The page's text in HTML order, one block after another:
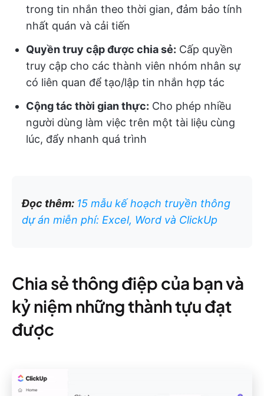
trong tin nhắn theo thời gian, đảm bảo tính
nhất quán và cải tiến
Quyền truy cập được chia sẻ: Cấp quyền
truy cập cho các thành viên nhóm nhân sự
có liên quan để tạo/lập tin nhắn hợp tác
Cộng tác thời gian thực: Cho phép nhiều
người dùng làm việc trên một tài liệu cùng
lúc, đẩy nhanh quá trình
Đọc thêm: 15 mẫu kế hoạch truyền thông
dự án miễn phí: Excel, Word và ClickUp
Chia sẻ thông điệp của bạn và
kỷ niệm những thành tựu đạt
được